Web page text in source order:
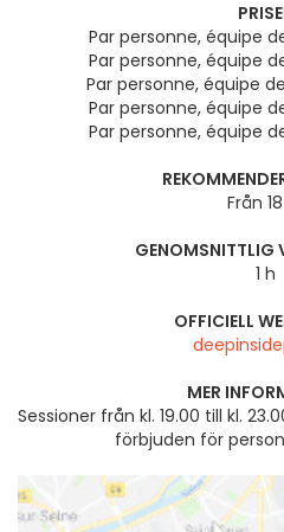
Par personne, équipe
Par personne, équipe
Par personne, équipe
Par personne, équipe
Par personne, équipe
Från
GENOMSNITTLIG
1 h
OFFICIELL
MER
Sessioner från kl. 19.00 till kl.
förbjuden för